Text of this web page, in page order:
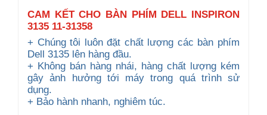
CAM KẾT CHO BÀN PHÍM DELL INSPIRON
3135 11-31358
+ Chúng tôi luôn đặt chất lượng các bàn phím
Dell 3135 lên hàng đầu.
+ Không bán hàng nhái, hàng chất lượng kém
gây ảnh hưởng tới máy trong quá trình sử
dụng.
+ Bảo hành nhanh, nghiêm túc.